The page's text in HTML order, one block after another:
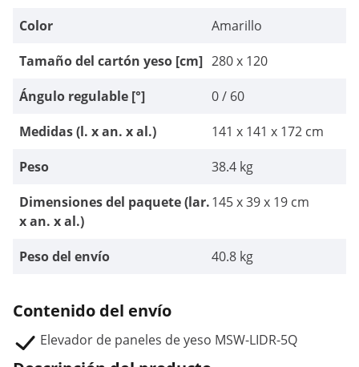
Color
Amarillo
Tamaño del cartón yeso [cm] 280 x 120
Ángulo regulable [°]
0 / 60
Medidas (l. x an. x al.)
141 x 141 x 172 cm
Peso
38.4 kg
Dimensiones del paquete (lar.
x an. x al.)
145 x 39 x 19 cm
Peso del envío 40.8 kg
Contenido del envío
Elevador de paneles de yeso MSW-LIDR-5Q